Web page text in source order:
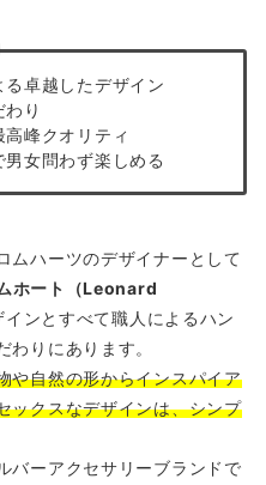
卓越したデザイン
り
峰クオリティ
女問わず楽しめる
ムハーツのデザイナーとして
ホート（Leonard
ンとすべて職人によるハン
わりにあります。
や自然の形からインスパイア
ックスなデザインは、シンプ
バーアクセサリーブランドで